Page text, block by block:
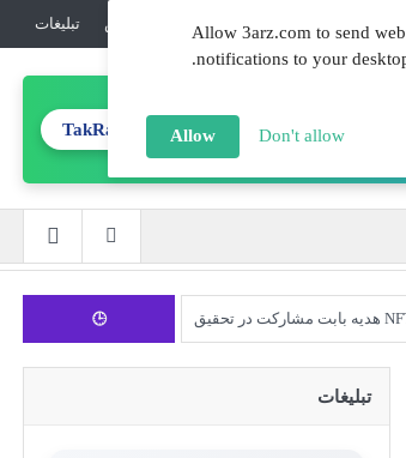
Allow 3arz.com to send
notifications to your
Don't allow
Allow
💎جوایز 🔏امنیت ☎️تماس تبلیغات‌
تولید محتوای تخصصی TakRank.ir
🕒
تبلیغات